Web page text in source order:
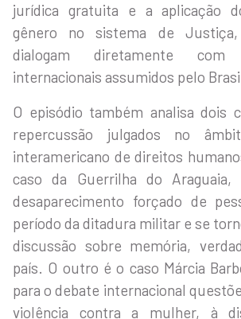
jurídica gratuita e a aplicação
gênero no sistema de
dialogam diretamente com
internacionais assumidos pelo
O episódio também analisa dois
repercussão julgados no
interamericano de direitos
caso da Guerrilha do
desaparecimento forçado de
período da ditadura militar e se
discussão sobre memória,
país. O outro é o caso Márcia
para o debate internacional
violência contra a mulher, à